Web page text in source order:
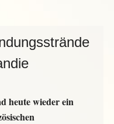
heute wieder ein